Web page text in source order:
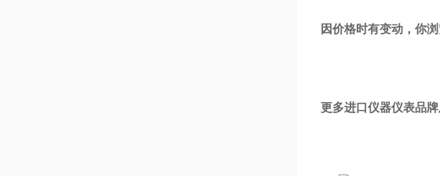
因价格时有变动，你
更多进口仪器仪表品